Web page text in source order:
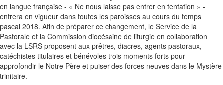
en langue française - « Ne nous laisse pas entrer en tentation » -
entrera en vigueur dans toutes les paroisses au cours du temps
pascal 2018. Afin de préparer ce changement, le Service de la
Pastorale et la Commission diocésaine de liturgie en collaboration
avec la LSRS proposent aux prêtres, diacres, agents pastoraux,
catéchistes titulaires et bénévoles trois moments forts pour
approfondir le Notre Père et puiser des forces neuves dans le Mystère
trinitaire.